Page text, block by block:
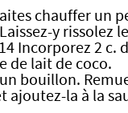
chauffer un
y rissolez
Incorporez 2 c.
de lait de coco.
bouillon.
ajoutez-la à la